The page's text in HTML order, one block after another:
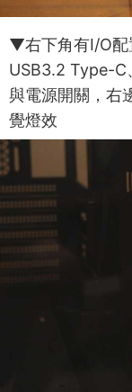
▼右下角有I/O配
USB3.2 Type-C
與電源開關，右
覺燈效